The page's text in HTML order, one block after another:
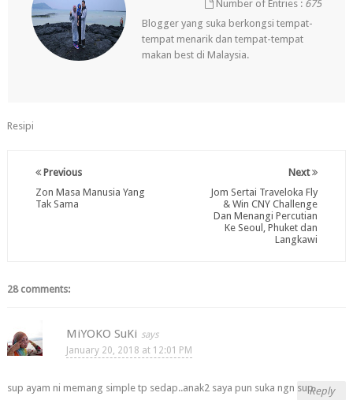
Number of Entries : 675
Blogger yang suka berkongsi tempat-
tempat menarik dan tempat-tempat
makan best di Malaysia.
Resipi
Next
Jom Sertai Traveloka Fly
& Win CNY Challenge
Dan Menangi Percutian
Ke Seoul, Phuket dan
Langkawi
Previous
Zon Masa Manusia Yang
Tak Sama
28 comments:
MiYOKO SuKi
January 20, 2018 at 12:01 PM
sup ayam ni memang simple tp sedap..anak2 saya pun suka ngn sup.Reply